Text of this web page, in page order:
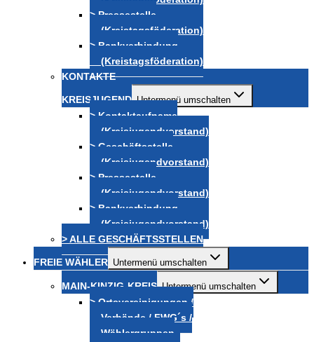
> Pressestelle
(Kreistagsföderation)
> Bankverbindung
(Kreistagsföderation)
KONTAKTE
KREISJUGEND Untermenü umschalten
> Kontaktaufname
(Kreisjugendvorstand)
> Geschäftsstelle
(Kreisjugendvorstand)
> Pressestelle
(Kreisjugendvorstand)
> Bankverbindung
(Kreisjugendvorstand)
> ALLE GESCHÄFTSSTELLEN
FREIE WÄHLER Untermenü umschalten
MAIN-KINZIG-KREIS Untermenü umschalten
> Ortsvereinigungen /
Verbände / FWG´s /
Wählergruppen